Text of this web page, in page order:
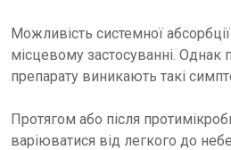
Можливість системної
місцевому застосуванні. Однак
препарату виникають такі
Протягом або після
варіюватися від легкого до